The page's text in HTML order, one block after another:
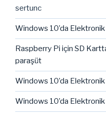
sertunc
Windows 10’da Elektronik
Raspberry Pi için SD
paraşüt
Windows 10’da Elektronik
Windows 10’da Elektronik